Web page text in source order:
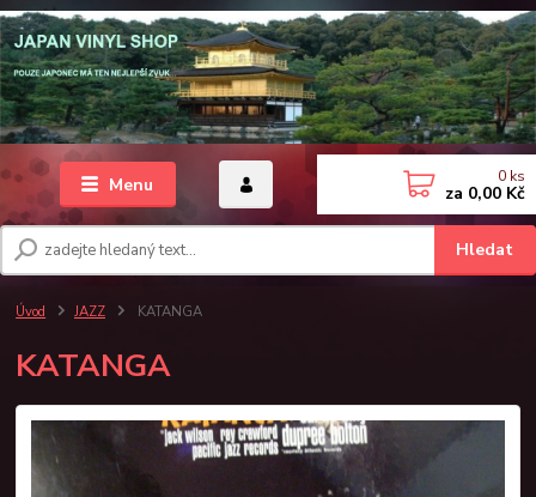
Menu
Hledat
0 ks
za 0,00 Kč
Úvod JAZZ KATANGA
KATANGA